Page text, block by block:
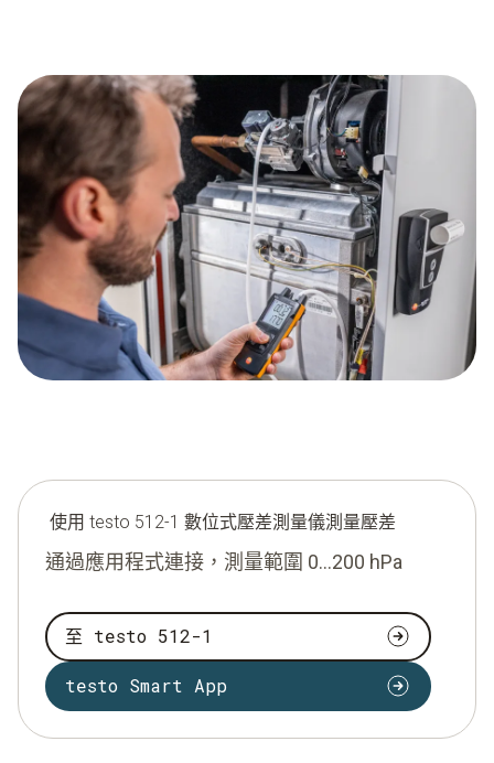
使用 testo 512-1 數位式壓差測量儀測量壓差
通過應用程式連接，測量範圍 0...200 hPa
至 testo 512-1
testo Smart App